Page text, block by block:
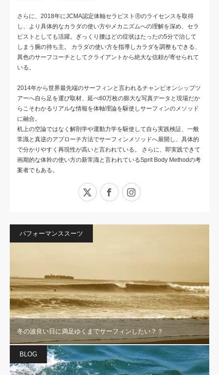
さらに、2018年にJCMA認定体軸セラピストⓇのライセンスを取得
し、より具体的なカラダの使い方やメカニズムへの理解を深め、セラ
ピストとしても活躍。ぎっくり腰はどの症状はたったの5分で治して
しまう腕の持ち主。 カラダの使い方を指導しカラダを調整もできる、
異色のサーフコーチとしてクライアントから絶大な信頼が寄せられて
いる。
2014年から世界最先端のサーフィンと言われるチャンピオンシップツ
アーへ自ら足を運び取材、延べ60万枚の膨大な写真データと現場だか
らこそわかるリアルな情報を体軸理論を駆使しサーフィンのメソッド
に融合。
机上の空論ではなく解剖学や運動力学を駆使して自ら実践検証、一般
常識と真逆のアプローチ方法でサーフィンメソッドへ展開し、具体的
で分かりやすく再現性が高いと言われている。 さらに、即実践できて
画期的な体幹の使い方の新常識と言われているSprit Body Methodの考
案者でもある。
Facebook
パフォーマンススーツ
冬の波良い日に満足ゆくまでサーフィンしたい？？
BLOG